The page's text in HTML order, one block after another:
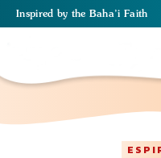
Inspired by the Baha’i Faith